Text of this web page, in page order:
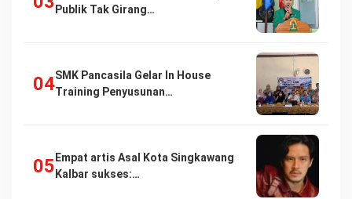
Publik Tak Girang…
SMK Pancasila Gelar In House
Training Penyusunan…
Empat artis Asal Kota Singkawang
Kalbar sukses:…